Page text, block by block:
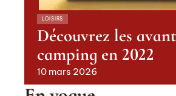
LOISIRS
Découvrez les
camping en 2022
10 mars 2026